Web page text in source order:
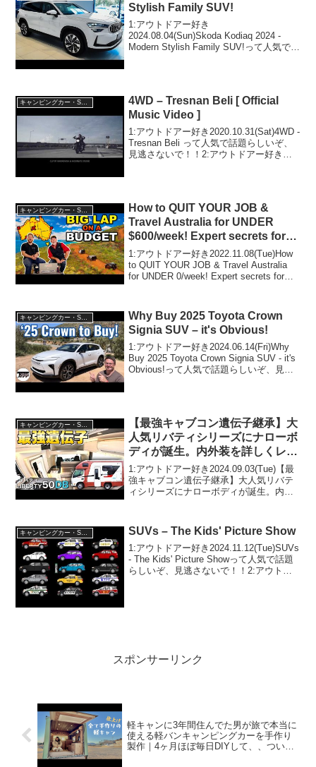
Stylish Family SUV!
1:アウトドアー好き
2024.08.04(Sun)Skoda Kodiaq 2024 -
Modern Stylish Family SUV!って人気で話
キャンピングカー・SUV人気車種
4WD – Tresnan Beli [ Official
Music Video ]
1:アウトドアー好き2020.10.31(Sat)4WD -
Tresnan Beli って人気で話題らしいぞ、
見逃さないで！！2:アウトドアー好き
How to QUIT YOUR JOB &
Travel Australia for UNDER
$600/week! Expert secrets for
planning a BIG LAP!
1:アウトドアー好き2022.11.08(Tue)How
to QUIT YOUR JOB & Travel Australia
for UNDER 0/week! Expert secrets for
キャンピングカー・SUV人気車種
Why Buy 2025 Toyota Crown
Signia SUV – it's Obvious!
1:アウトドアー好き2024.06.14(Fri)Why
Buy 2025 Toyota Crown Signia SUV - it's
Obvious!って人気で話題らしいぞ、見逃
キャンピングカー・SUV人気車種
【最強キャブコン遺伝子継承】大
人気リバティシリーズにナローボ
ディが誕生。内外装を詳しくレビ
ュー【リバティ50DB】
1:アウトドアー好き2024.09.03(Tue)【最
強キャブコン遺伝子継承】大人気リバテ
ィシリーズにナローボディが誕生。内外
で！！2:アウトドアー好き2024.09....
SUVs – The Kids' Picture Show
1:アウトドアー好き2024.11.12(Tue)SUVs
- The Kids' Picture Showって人気で話題
らしいぞ、見逃さないで！！2:アウトド
スポンサーリンク
軽キャンに3年間住んでた男が旅で本当に
使える軽バンキャンピングカーを手作り
製作｜4ヶ月ほぼ毎日DIYして、、ついに